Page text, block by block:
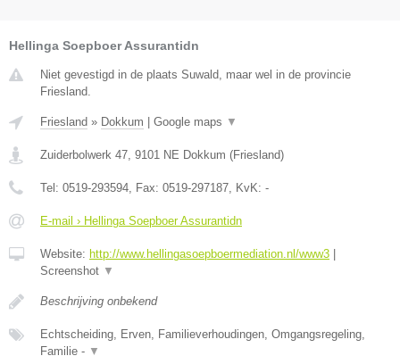
Hellinga Soepboer Assurantidn
Niet gevestigd in de plaats Suwald, maar wel in de provincie
Friesland.
Friesland » Dokkum | Google maps ▼
Zuiderbolwerk 47 9101 NE Dokkum (Friesland)
Tel: 0519-293594 , Fax: 0519-297187 , KvK: -
E-mail › Hellinga Soepboer Assurantidn
Website: http://www.hellingasoepboermediation.nl/www3 |
Screenshot ▼
Beschrijving onbekend
Echtscheiding, Erven, Familieverhoudingen, Omgangsregeling,
Familie - ▼